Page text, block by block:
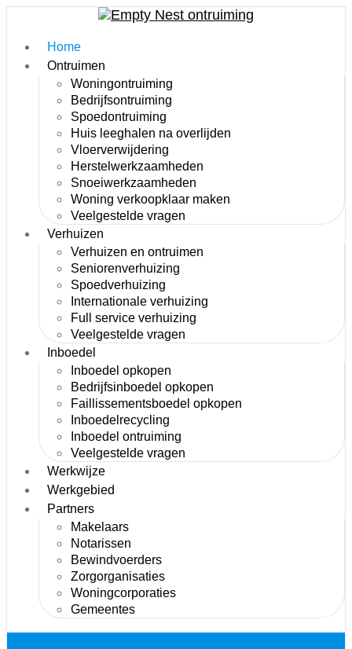
inhoud
Home
Ontruimen
Woningontruiming
Bedrijfsontruiming
Spoedontruiming
Huis leeghalen na overlijden
Vloerverwijdering
Herstelwerkzaamheden
Snoeiwerkzaamheden
Woning verkoopklaar maken
Veelgestelde vragen
Verhuizen
Verhuizen en ontruimen
Seniorenverhuizing
Spoedverhuizing
Internationale verhuizing
Full service verhuizing
Veelgestelde vragen
Inboedel
Inboedel opkopen
Bedrijfsinboedel opkopen
Faillissementsboedel opkopen
Inboedelrecycling
Inboedel ontruiming
Veelgestelde vragen
Werkwijze
Werkgebied
Partners
Makelaars
Notarissen
Bewindvoerders
Zorgorganisaties
Woningcorporaties
Gemeentes